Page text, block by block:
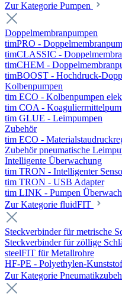
Zur Kategorie Pumpen
Doppelmembranpumpen
timPRO -
timCLASSIC -
timCHEM -
timBOOST - Hochdruck-
Kolbenpumpen
tim ECO - Kolbenpumpen
tim COA -
tim GLUE - Leimpumpen
Zubehör
tim ECO -
Zubehör pneumatische
Intelligente Überwachung
tim TRON - Intelligenter
tim TRON - USB Adapter
tim LINK - Pumpen
Zur Kategorie fluidFIT
Steckverbinder für metrische
Steckverbinder für zöllige
steelFIT für Metallrohre
HF-PE - Polyethylen-
Zur Kategorie